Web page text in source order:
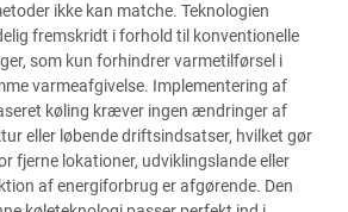
ikke kan matche. Teknologien
fremskridt i forhold til konventionelle
som kun forhindrer varmetilførsel i
varmeafgivelse. Implementering af
køling kræver ingen ændringer af
eller løbende driftsindsatser, hvilket gør
fjerne lokationer, udviklingslande eller
af energiforbrug er afgørende. Den